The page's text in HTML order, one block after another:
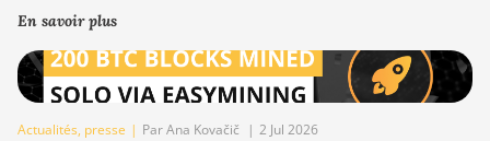
En savoir plus
Actualités, presse | Par Ana Kovačič | 2 Jul 2026